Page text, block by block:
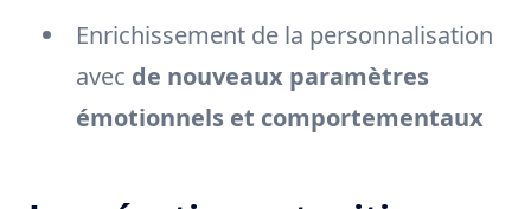
Enrichissement de la personnalisation
avec de nouveaux paramètres
émotionnels et comportementaux